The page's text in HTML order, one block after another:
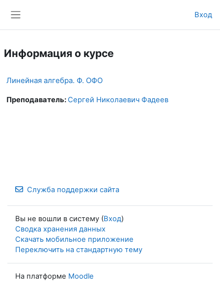
Вход
Информация о курсе
Линейная алгебра. Ф. ОФО
Преподаватель:Сергей Николаевич Фадеев
Служба поддержки сайта
Вы не вошли в систему (Вход)
Сводка хранения данных
Скачать мобильное приложение
Переключить на стандартную тему
На платформе Moodle